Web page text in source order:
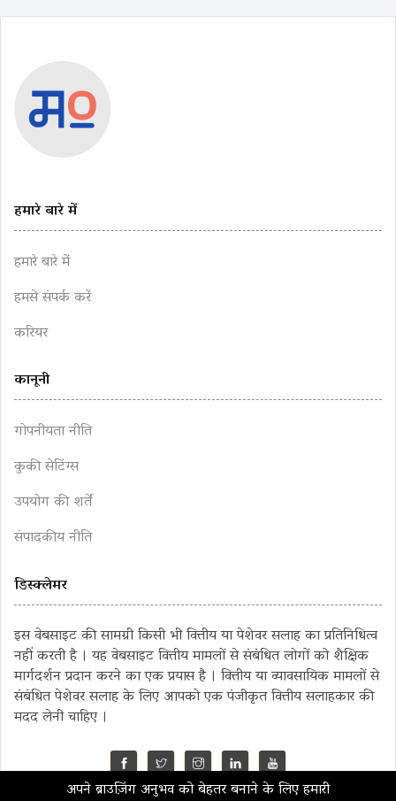
हमारे बारे में
हमारे बारे में
हमसे संपर्क करें
करियर
कानूनी
गोपनीयता नीति
कुकी सेटिंग्स
उपयोग की शर्तें
संपादकीय नीति
डिस्क्लेमर
इस वेबसाइट की सामग्री किसी भी वित्तीय या पेशेवर सलाह का प्रतिनिधित्व
नहीं करती है । यह वेबसाइट वित्तीय मामलों से संबंधित लोगों को शैक्षिक
मार्गदर्शन प्रदान करने का एक प्रयास है । वित्तीय या व्यावसायिक मामलों से
संबंधित पेशेवर सलाह के लिए आपको एक पंजीकृत वित्तीय सलाहकार की
मदद लेनी चाहिए ।
अपने ब्राउज़िंग अनुभव को बेहतर बनाने के लिए हमारी